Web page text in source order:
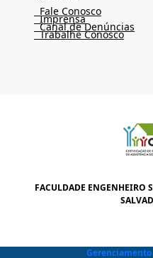
Fale Conosco
Imprensa
Canal de Denúncias
Trabalhe Conosco
FACULDADE ENGENHEIRO
Gerenciamento